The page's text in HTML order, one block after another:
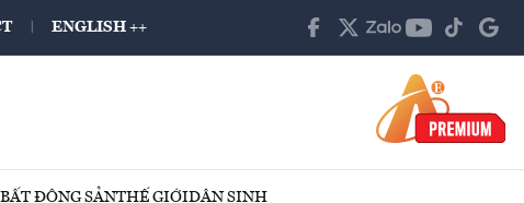
ENGLISH ++
BẤT ĐỘNG SẢNTHẾ GIỚIDÂN SINH